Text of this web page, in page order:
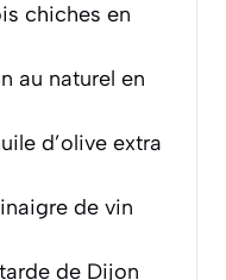
chiches en
au naturel en
d’olive extra
de vin
de Dijon